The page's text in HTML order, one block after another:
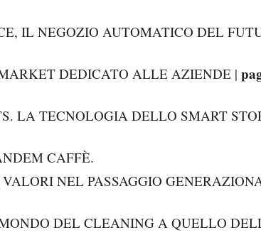
IL NEGOZIO AUTOMATICO DEL
DEDICATO ALLE AZIENDE |
LA TECNOLOGIA DELLO SMART
CAFFÈ.
NEL PASSAGGIO
DEL CLEANING A QUELLO